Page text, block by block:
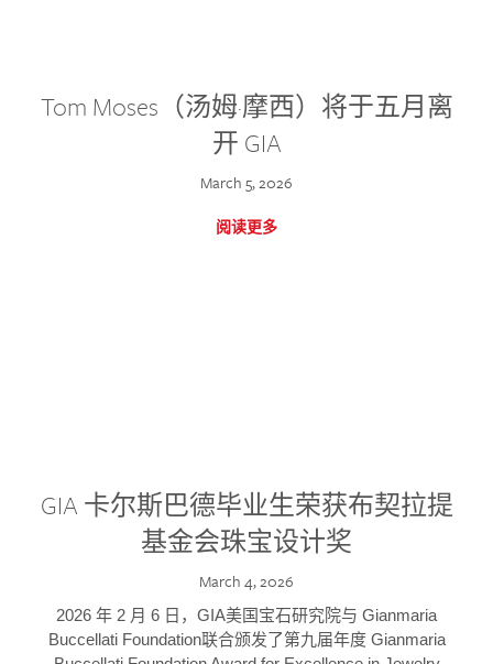
Tom Moses（汤姆·摩西）将于五月离
开 GIA
March 5, 2026
阅读更多
GIA 卡尔斯巴德毕业生荣获布契拉提
基金会珠宝设计奖
March 4, 2026
2026 年 2 月 6 日，GIA美国宝石研究院与 Gianmaria
Buccellati Foundation联合颁发了第九届年度 Gianmaria